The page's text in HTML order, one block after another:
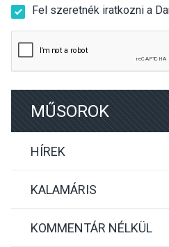
Fel szeretnék iratkozni a
MŰSOROK
HÍREK
KALAMÁRIS
KOMMENTÁR NÉLKÜL